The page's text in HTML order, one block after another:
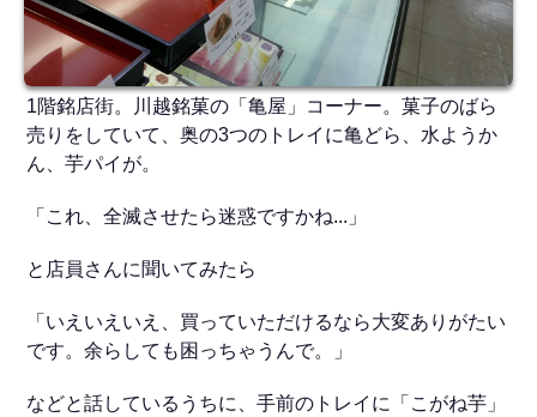
1階銘店街。川越銘菓の「亀屋」コーナー。菓子のばら
売りをしていて、奥の3つのトレイに亀どら、水ようか
ん、芋パイが。
「これ、全滅させたら迷惑ですかね...」
と店員さんに聞いてみたら
「いえいえいえ、買っていただけるなら大変ありがたい
です。余らしても困っちゃうんで。」
などと話しているうちに、手前のトレイに「こがね芋」